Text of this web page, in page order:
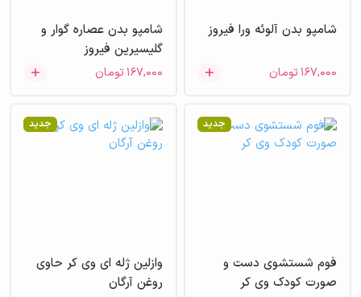
شامپو بدن آلوئه ورا فیروز
۱۶۷,۰۰۰تومان
شامپو بدن عصاره گوار و
گلیسیرین فیروز
۱۶۷,۰۰۰تومان
جدید
فوم شستشوی دست و
صورت کودک وی کر
جدید
وازلین ژله ای وی کر حاوی
روغن آرگان